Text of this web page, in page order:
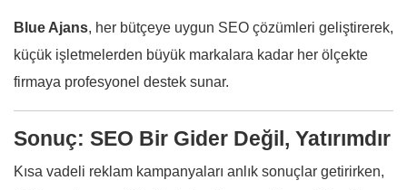
Blue Ajans, her bütçeye uygun SEO çözümleri geliştirerek,
küçük işletmelerden büyük markalara kadar her ölçekte
firmaya profesyonel destek sunar.
Sonuç: SEO Bir Gider Değil, Yatırımdır
Kısa vadeli reklam kampanyaları anlık sonuçlar getirirken,